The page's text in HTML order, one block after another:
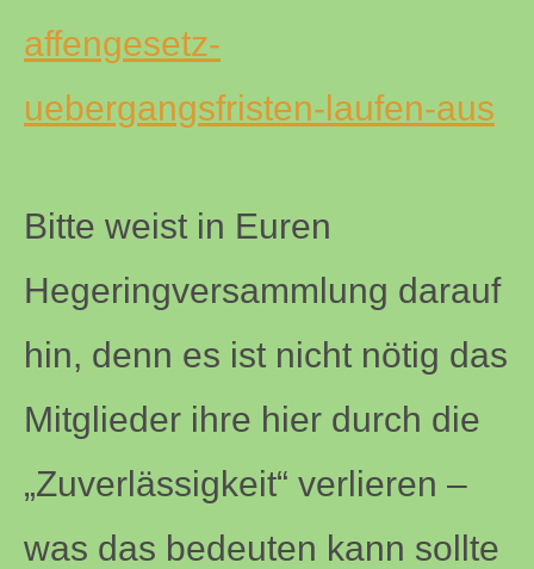
affengesetz-
uebergangsfristen-laufen-aus
Bitte weist in Euren
Hegeringversammlung darauf
hin, denn es ist nicht nötig das
Mitglieder ihre hier durch die
„Zuverlässigkeit“ verlieren –
was das bedeuten kann sollte